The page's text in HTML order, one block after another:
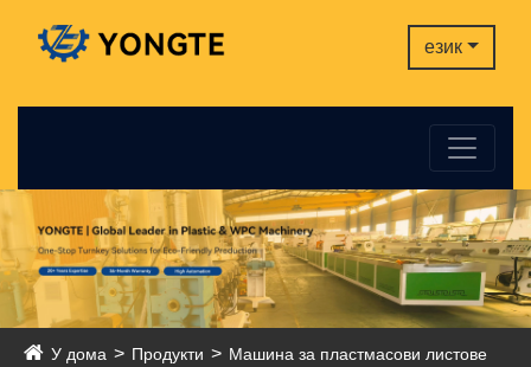
език
У дома Продукти
Машина за пластмасови листове